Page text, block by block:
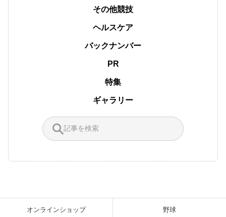
その他競技
ヘルスケア
バックナンバー
PR
特集
ギャラリー
オンラインショップ 野球